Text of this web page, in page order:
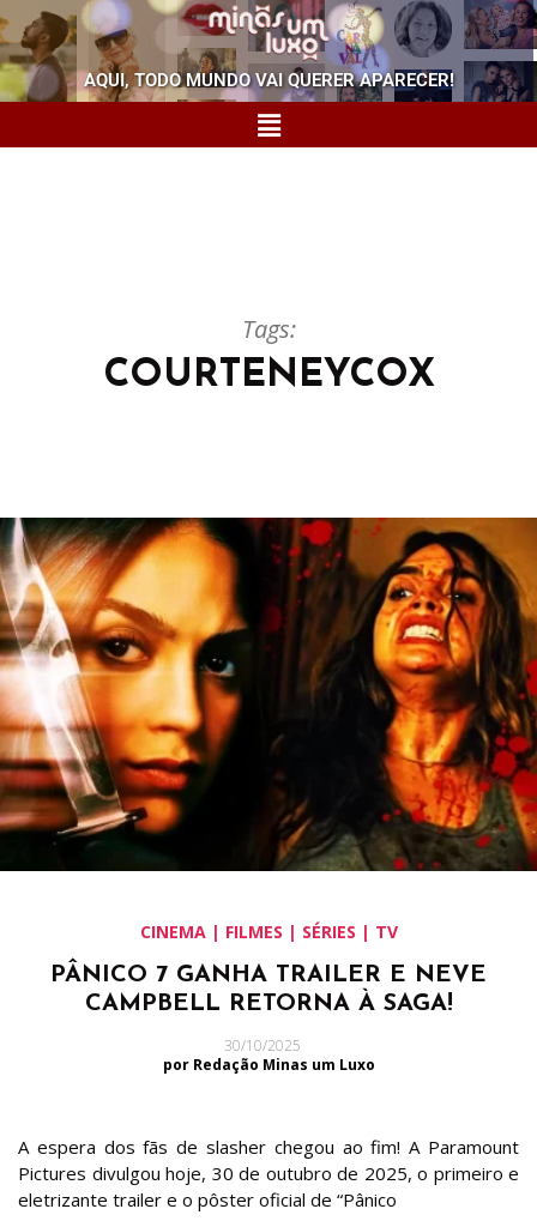
AQUI, TODO MUNDO VAI QUERER APARECER!
Tags:
COURTENEYCOX
CINEMA | FILMES | SÉRIES | TV
PÂNICO 7 GANHA TRAILER E NEVE
CAMPBELL RETORNA À SAGA!
30/10/2025
por Redação Minas um Luxo
A espera dos fãs de slasher chegou ao fim! A Paramount
Pictures divulgou hoje, 30 de outubro de 2025, o primeiro e
eletrizante trailer e o pôster oficial de “Pânico